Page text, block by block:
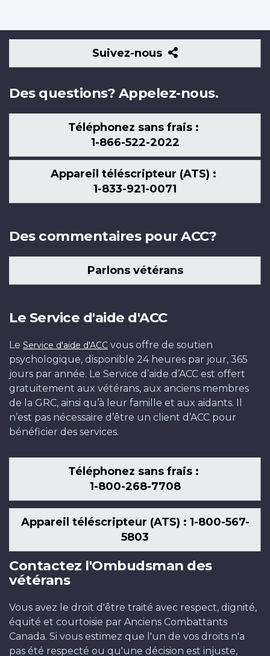
Suivez-nous
Suivez-
nous
Des questions? Appelez-nous.
Téléphonez sans frais :
1-866-522-2022
Appareil téléscripteur (ATS) :
1-833-921-0071
Des commentaires pour ACC?
Parlons vétérans
Le Service d'aide d'ACC
Le Service d'aide d'ACC vous offre de soutien
psychologique, disponible 24 heures par jour, 365
jours par année. Le Service d’aide d’ACC est offert
gratuitement aux vétérans, aux anciens membres
de la GRC, ainsi qu’à leur famille et aux aidants. Il
n’est pas nécessaire d’être un client d’ACC pour
bénéficier des services.
Téléphonez sans frais :
1-800-268-7708
Appareil téléscripteur (ATS) : 1-800-567-
5803
Contactez l'Ombudsman des
vétérans
Vous avez le droit d'être traité avec respect, dignité,
équité et courtoisie par Anciens Combattants
Canada. Si vous estimez que l'un de vos droits n'a
pas été respecté ou qu'une décision est injuste,